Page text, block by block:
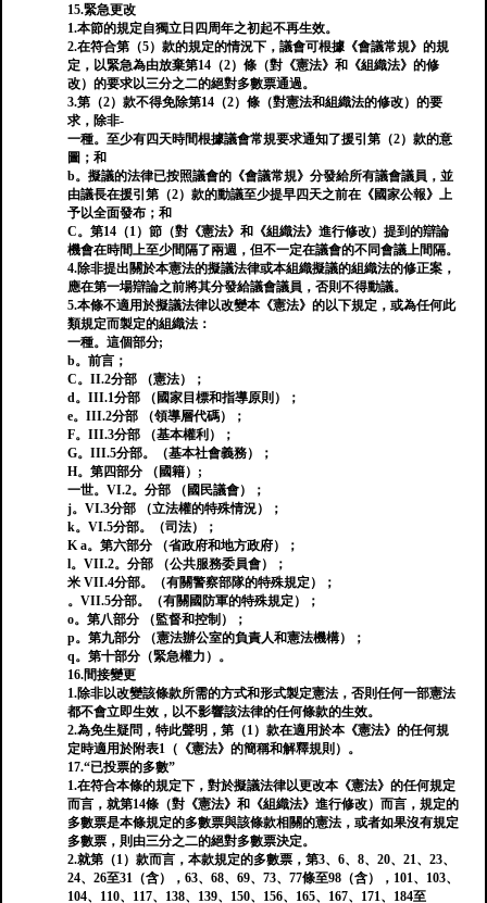
15.緊急更改
1.本節的規定自獨立日四周年之初起不再生效。
2.在符合第（5）款的規定的情況下，議會可根據《會議常規》的規
定，以緊急為由放棄第14（2）條（對《憲法》和《組織法》的修
改）的要求以三分之二的絕對多數票通過。
3.第（2）款不得免除第14（2）條（對憲法和組織法的修改）的要
求，除非-
一種。至少有四天時間根據議會常規要求通知了援引第（2）款的意
圖；和
b。擬議的法律已按照議會的《會議常規》分發給所有議會議員，並
由議長在援引第（2）款的動議至少提早四天之前在《國家公報》上
予以全面發布；和
C。第14（1）節（對《憲法》和《組織法》進行修改）提到的辯論
機會在時間上至少間隔了兩週，但不一定在議會的不同會議上間隔。
4.除非提出關於本憲法的擬議法律或本組織擬議的組織法的修正案，
應在第一場辯論之前將其分發給議會議員，否則不得動議。
5.本條不適用於擬議法律以改變本《憲法》的以下規定，或為任何此
類規定而製定的組織法：
一種。這個部分;
b。前言；
C。II.2分部 （憲法）；
d。III.1分部 （國家目標和指導原則）；
e。III.2分部 （領導層代碼）；
F。III.3分部 （基本權利）；
G。III.5分部。（基本社會義務）；
H。第四部分 （國籍）;
一世。VI.2。分部 （國民議會）；
j。VI.3分部 （立法權的特殊情況）；
k。VI.5分部。（司法）；
K a。第六部分 （省政府和地方政府）；
l。VII.2。分部 （公共服務委員會）；
米 VII.4分部。（有關警察部隊的特殊規定）；
。VII.5分部。（有關國防軍的特殊規定）；
o。第八部分 （監督和控制）；
p。第九部分 （憲法辦公室的負責人和憲法機構）；
q。第十部分（緊急權力）。
16.間接變更
1.除非以改變該條款所需的方式和形式製定憲法，否則任何一部憲法
都不會立即生效，以不影響該法律的任何條款的生效。
2.為免生疑問，特此聲明，第（1）款在適用於本《憲法》的任何規
定時適用於附表1（《憲法》的簡稱和解釋規則）。
17.“已投票的多數”
1.在符合本條的規定下，對於擬議法律以更改本《憲法》的任何規定
而言，就第14條（對《憲法》和《組織法》進行修改）而言，規定的
多數票是本條規定的多數票與該條款相關的憲法，或者如果沒有規定
多數票，則由三分之二的絕對多數票決定。
2.就第（1）款而言，本款規定的多數票，第3、6、8、20、21、23、
24、26至31（含），63、68、69、73、77條至98（含），101、103、
104、110、117、138、139、150、156、165、167、171、184至